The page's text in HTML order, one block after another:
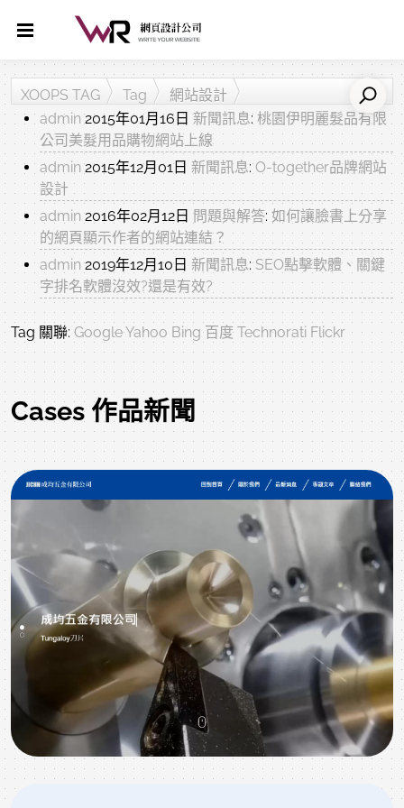
XOOPS TAG Tag
網站設計
admin 2015年01月16日 新聞訊息: 桃園伊明麗髮品有限
公司美髮用品購物網站上線
admin 2015年12月01日 新聞訊息:O-together品牌網站
設計
admin 2016年02月12日 問題與解答: 如何讓臉書上分享
的網頁顯示作者的網站連結？
admin 2019年12月10日 新聞訊息:SEO點擊軟體、關鍵
字排名軟體沒效?還是有效?
Tag 關聯: GoogleYahoo Bing 百度 Technorati Flickr
Cases 作品新聞